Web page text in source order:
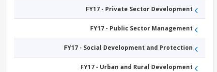
FY17 - Private Sector Development
FY17 - Public Sector Management
FY17 - Social Development and Protection
FY17 - Urban and Rural Development